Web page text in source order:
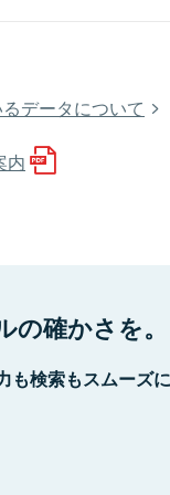
データについて
内
確かさを。
も検索もスムーズ